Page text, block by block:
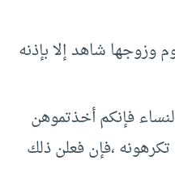
وزوجها شاهد إلا بإذنه
فإنكم أخذتموهن
،فإن فعلن ذلك